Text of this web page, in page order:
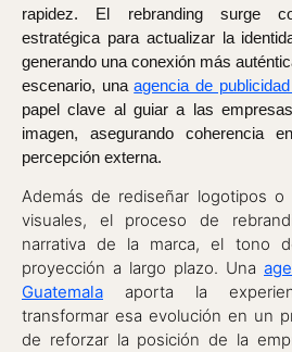
rapidez. El rebranding surge
estratégica para actualizar la
generando una conexión más
escenario, unaagencia de
papel clave al guiar a las
imagen, asegurando coherencia
percepción externa.
Además de rediseñar logotipos o
visuales, el proceso de
narrativa de la marca, el tono
proyección a largo plazo. Una
Guatemala aporta la
transformar esa evolución en un
de reforzar la posición de la